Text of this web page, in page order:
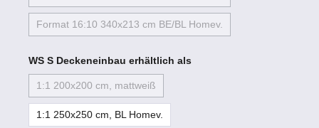
Format 16:10 340x213 cm BE/BL Homev.
WS S Deckeneinbau erhältlich als
1:1 200x200 cm, mattweiß
1:1 250x250 cm, BL Homev.